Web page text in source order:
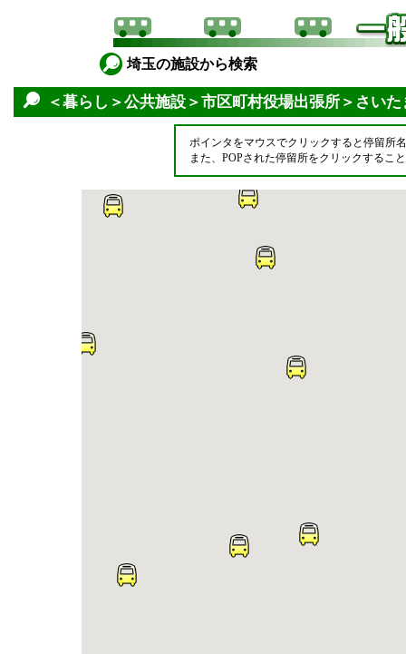
埼玉の施設から検索
＜暮らし＞公共施設＞市区町村役場出張所＞さい
ポインタをマウスでクリックすると停留所
また、POPされた停留所をクリックするこ